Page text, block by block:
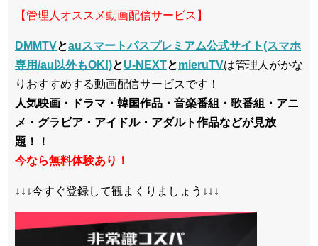
【管理人オススメ動画配信サービス】
DMMTVとauスマートパスプレミアム公式サイト(スマホ
専用/au以外もOK!)とU-NEXTとmieruTVは管理人がかな
りおすすめする動画配信サービスです！
人気映画・ドラマ・韓国作品・音楽番組・歌番組・アニ
メ・グラビア・アイドル・アダルト作品などが見放
題！！
今なら無料体験あり！
↓↓↓今すぐ登録して観まくりましょう↓↓↓